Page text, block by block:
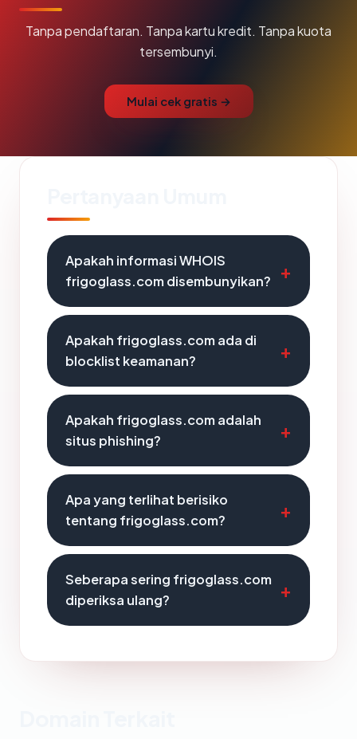
Tanpa pendaftaran. Tanpa kartu kredit. Tanpa kuota
tersembunyi.
Mulai cek gratis →
Apakah informasi WHOIS
frigoglass.com disembunyikan?
Apakah frigoglass.com ada di
blocklist keamanan?
Apakah frigoglass.com adalah
situs phishing?
Apa yang terlihat berisiko
tentang frigoglass.com?
Seberapa sering frigoglass.com
diperiksa ulang?